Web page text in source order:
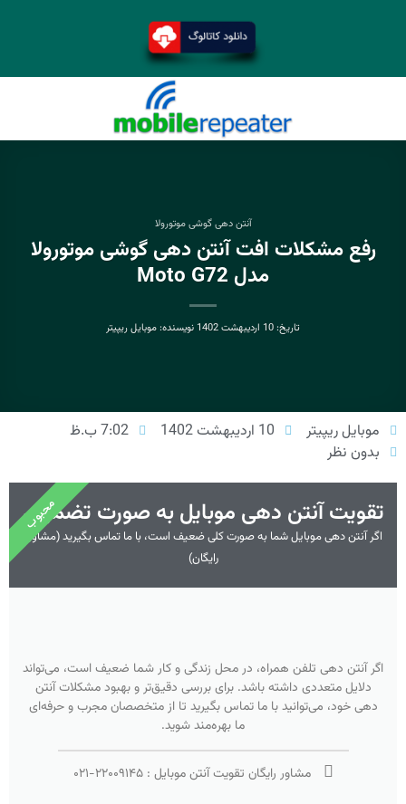
آنتن دهی گوشی موتورولا
رفع مشکلات افت آنتن دهی گوشی موتورولا
مدل Moto G72
تاریخ:10 اردیبهشت 1402 نویسنده:موبایل ریپیتر
موبایل ریپیتر 10 اردیبهشت 1402
7:02 ب.ظ
بدون نظر
تقویت آنتن دهی موبایل به صورت تضمینی
اگر آنتن دهی موبایل شما به صورت کلی ضعیف است، با ما تماس بگیرید (مشاوره
رایگان)
اگر آنتن دهی تلفن همراه، در محل زندگی و کار شما ضعیف است، می‌تواند
دلایل متعددی داشته باشد. برای بررسی دقیق‌تر و بهبود مشکلات آنتن
دهی خود، می‌توانید با ما تماس بگیرید تا از متخصصان مجرب و حرفه‌ای
ما بهره‌مند شوید.
مشاور رایگان تقویت آنتن موبایل :۲۲۰۰۹۱۴۵-۰۲۱
محبوب